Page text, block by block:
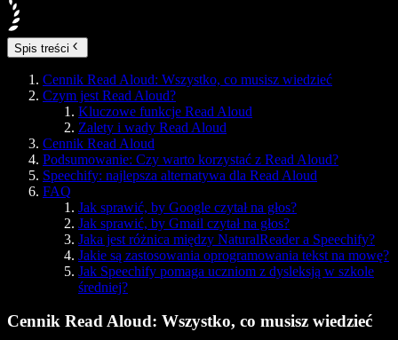
Spis treści
Cennik Read Aloud: Wszystko, co musisz wiedzieć
Czym jest Read Aloud?
Kluczowe funkcje Read Aloud
Zalety i wady Read Aloud
Cennik Read Aloud
Podsumowanie: Czy warto korzystać z Read Aloud?
Speechify: najlepsza alternatywa dla Read Aloud
FAQ
Jak sprawić, by Google czytał na głos?
Jak sprawić, by Gmail czytał na głos?
Jaka jest różnica między NaturalReader a Speechify?
Jakie są zastosowania oprogramowania tekst na mowę?
Jak Speechify pomaga uczniom z dysleksją w szkole
średniej?
Cennik Read Aloud: Wszystko, co musisz wiedzieć